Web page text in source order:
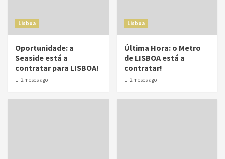
Lisboa
Oportunidade: a
Seaside está a
contratar para LISBOA!
2 meses ago
Lisboa
Última Hora: o Metro
de LISBOA está a
contratar!
2 meses ago